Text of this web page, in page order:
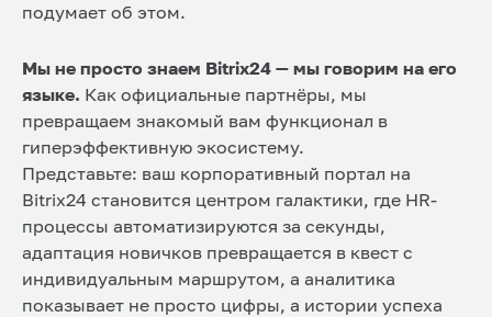
подумает об этом.
Мы не просто знаем Bitrix24 — мы говорим на его
языке. Как официальные партнёры, мы
превращаем знакомый вам функционал в
гиперэффективную экосистему.
Представьте: ваш корпоративный портал на
Bitrix24 становится центром галактики, где HR-
процессы автоматизируются за секунды,
адаптация новичков превращается в квест с
индивидуальным маршрутом, а аналитика
показывает не просто цифры, а истории успеха